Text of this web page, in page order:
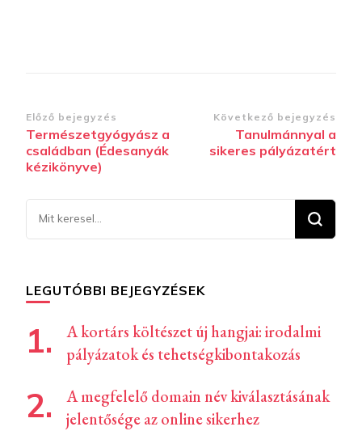
Bejegyzések
navigációja
Előző bejegyzés
Természetgyógyász a
családban (Édesanyák
kézikönyve)
Következő bejegyzés
Tanulmánnyal a
sikeres pályázatért
Keresel
valamit?
LEGUTÓBBI BEJEGYZÉSEK
A kortárs költészet új hangjai: irodalmi
pályázatok és tehetségkibontakozás
A megfelelő domain név kiválasztásának
jelentősége az online sikerhez